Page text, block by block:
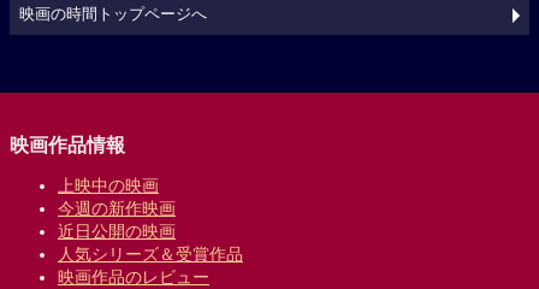
映画の時間トップページへ
映画作品情報
上映中の映画
今週の新作映画
近日公開の映画
人気シリーズ＆受賞作品
映画作品のレビュー